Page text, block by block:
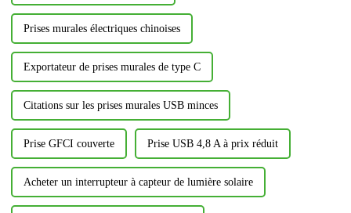
Prises murales électriques chinoises
Exportateur de prises murales de type C
Citations sur les prises murales USB minces
Prise GFCI couverte Prise USB 4,8 A à prix réduit
Acheter un interrupteur à capteur de lumière solaire